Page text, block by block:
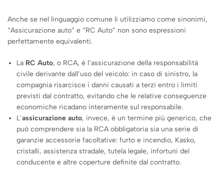
Anche se nel linguaggio comune li utilizziamo come sinonimi,
“Assicurazione auto” e “RC Auto” non sono espressioni
perfettamente equivalenti.
La RC Auto, o RCA, è l’assicurazione della responsabilità
civile derivante dall’uso del veicolo: in caso di sinistro, la
compagnia risarcisce i danni causati a terzi entro i limiti
previsti dal contratto, evitando che le relative conseguenze
economiche ricadano interamente sul responsabile.
L’assicurazione auto, invece, è un termine più generico, che
può comprendere sia la RCA obbligatoria sia una serie di
garanzie accessorie facoltative: furto e incendio, Kasko,
cristalli, assistenza stradale, tutela legale, infortuni del
conducente e altre coperture definite dal contratto.